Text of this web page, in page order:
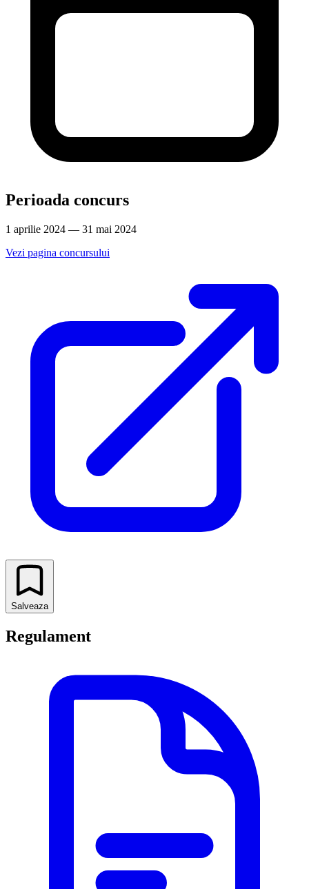
Perioada concurs
1 aprilie 2024 — 31 mai 2024
Vezi pagina concursului
Salveaza
Regulament